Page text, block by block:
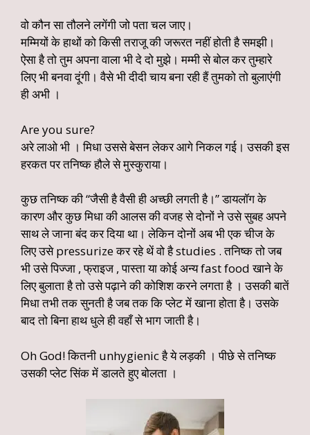
वो कौन सा तौलने लगेंगी जो पता चल जाए।
मम्मियों के हाथों को किसी तराजू की जरूरत नहीं होती है समझी।
ऐसा है तो तुम अपना वाला भी दे दो मुझे। मम्मी से बोल कर तुम्हारे
लिए भी बनवा दूंगी। वैसे भी दीदी चाय बना रही हैं तुमको तो बुलाएंगी
ही अभी ।
Are you sure?
अरे लाओ भी । मिधा उससे बेसन लेकर आगे निकल गई। उसकी इस
हरकत पर तनिष्क हौले से मुस्कुराया।
कुछ तनिष्क की “जैसी है वैसी ही अच्छी लगती है।” डायलॉग के
कारण और कुछ मिधा की आलस की वजह से दोनों ने उसे सुबह अपने
साथ ले जाना बंद कर दिया था। लेकिन दोनों अब भी एक चीज के
लिए उसे pressurize कर रहे थें वो है studies . तनिष्क तो जब
भी उसे पिज्जा , फ्राइज , पास्ता या कोई अन्य fast food खाने के
लिए बुलाता है तो उसे पढ़ाने की कोशिश करने लगता है । उसकी बातें
मिधा तभी तक सुनती है जब तक कि प्लेट में खाना होता है। उसके
बाद तो बिना हाथ धुले ही वहाँ से भाग जाती है।
Oh God! कितनी unhygienic है ये लड़की । पीछे से तनिष्क
उसकी प्लेट सिंक में डालते हुए बोलता ।